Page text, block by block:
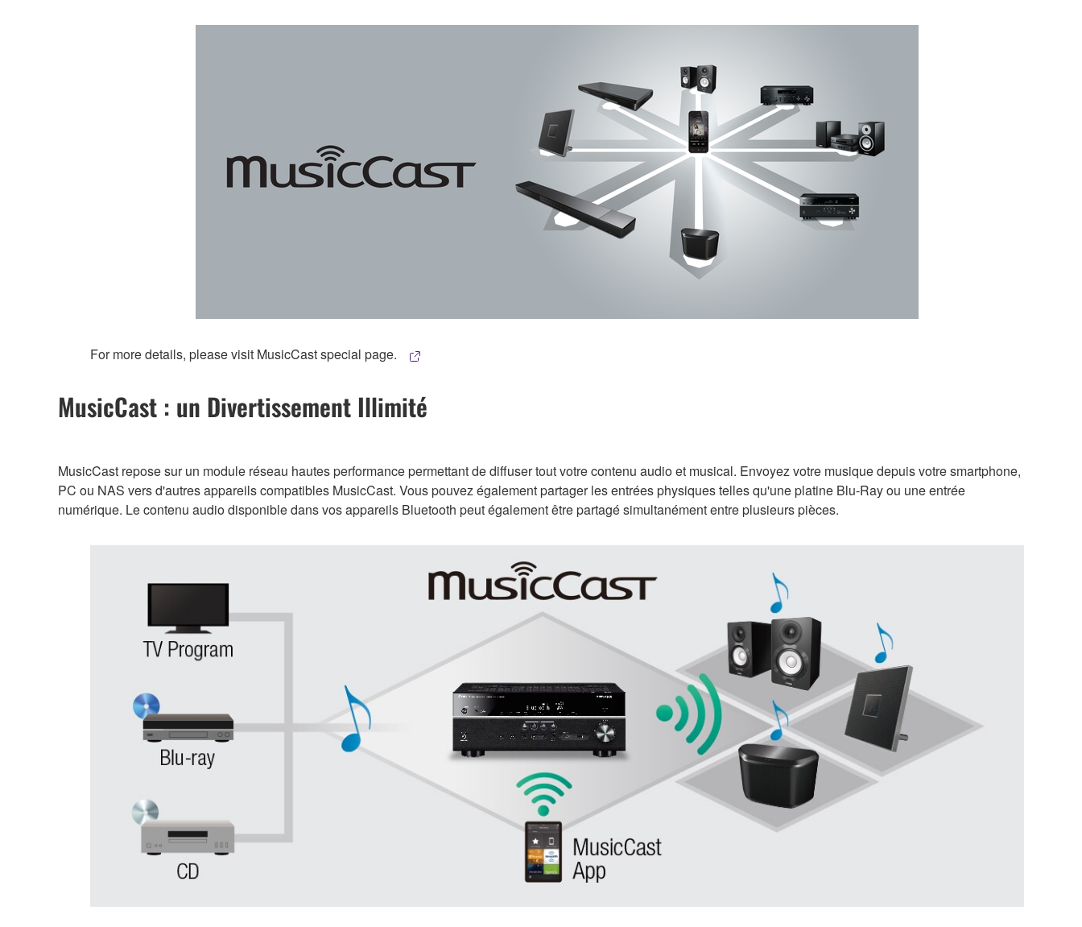
For more details, please visit MusicCast special page.
MusicCast : un Divertissement Illimité
MusicCast repose sur un module réseau hautes performance permettant de diffuser tout votre contenu audio et musical. Envoyez votre musique depuis votre smartphone,
PC ou NAS vers d'autres appareils compatibles MusicCast. Vous pouvez également partager les entrées physiques telles qu'une platine Blu-Ray ou une entrée
numérique. Le contenu audio disponible dans vos appareils Bluetooth peut également être partagé simultanément entre plusieurs pièces.